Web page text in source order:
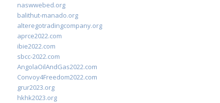
naswwebed.org
balithut-manado.org
alteregotradingcompany.org
aprce2022.com
ibie2022.com
sbcc-2022.com
AngolaOilAndGas2022.com
Convoy4Freedom2022.com
grur2023.org
hkhk2023.org